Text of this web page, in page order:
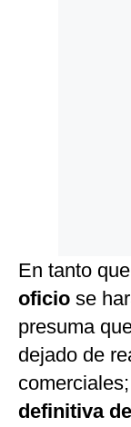
En tanto
oficio se
presuma
dejado de
definitiva